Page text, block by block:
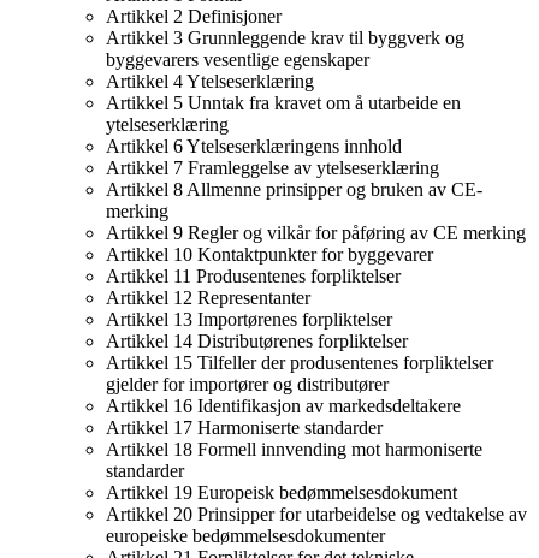
Artikkel 2 Definisjoner
Artikkel 3 Grunnleggende krav til byggverk og
byggevarers vesentlige egenskaper
Artikkel 4 Ytelseserklæring
Artikkel 5 Unntak fra kravet om å utarbeide en
ytelseserklæring
Artikkel 6 Ytelseserklæringens innhold
Artikkel 7 Framleggelse av ytelseserklæring
Artikkel 8 Allmenne prinsipper og bruken av CE-
merking
Artikkel 9 Regler og vilkår for påføring av CE merking
Artikkel 10 Kontaktpunkter for byggevarer
Artikkel 11 Produsentenes forpliktelser
Artikkel 12 Representanter
Artikkel 13 Importørenes forpliktelser
Artikkel 14 Distributørenes forpliktelser
Artikkel 15 Tilfeller der produsentenes forpliktelser
gjelder for importører og distributører
Artikkel 16 Identifikasjon av markedsdeltakere
Artikkel 17 Harmoniserte standarder
Artikkel 18 Formell innvending mot harmoniserte
standarder
Artikkel 19 Europeisk bedømmelsesdokument
Artikkel 20 Prinsipper for utarbeidelse og vedtakelse av
europeiske bedømmelsesdokumenter